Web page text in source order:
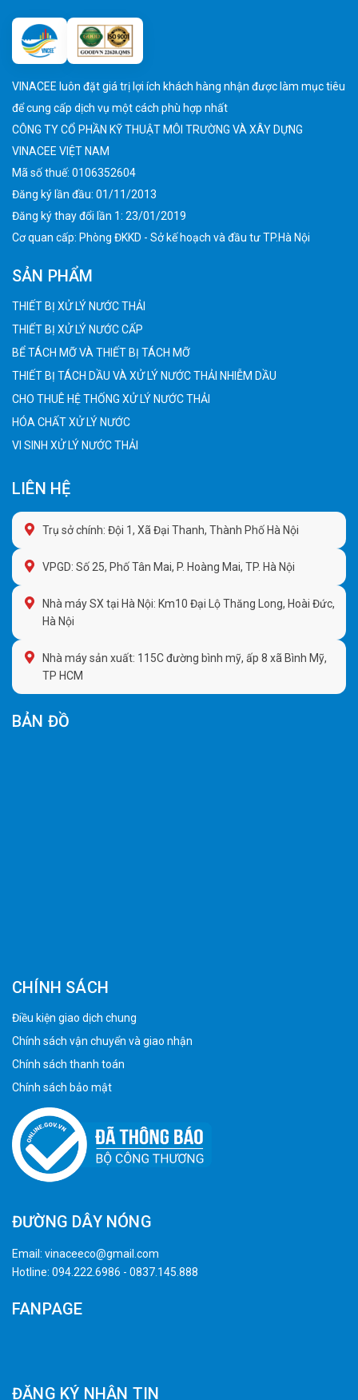
VINACEE luôn đặt giá trị lợi ích khách hàng nhận được làm mục tiêu
để cung cấp dịch vụ một cách phù hợp nhất
CÔNG TY CỔ PHẦN KỸ THUẬT MÔI TRƯỜNG VÀ XÂY DỰNG
VINACEE VIỆT NAM
Mã số thuế: 0106352604
Đăng ký lần đầu: 01/11/2013
Đăng ký thay đổi lần 1: 23/01/2019
Cơ quan cấp: Phòng ĐKKD - Sở kế hoạch và đầu tư TP.Hà Nội
SẢN PHẨM
THIẾT BỊ XỬ LÝ NƯỚC THẢI
THIẾT BỊ XỬ LÝ NƯỚC CẤP
BỂ TÁCH MỠ VÀ THIẾT BỊ TÁCH MỠ
THIẾT BỊ TÁCH DẦU VÀ XỬ LÝ NƯỚC THẢI NHIỄM DẦU
CHO THUÊ HỆ THỐNG XỬ LÝ NƯỚC THẢI
HÓA CHẤT XỬ LÝ NƯỚC
VI SINH XỬ LÝ NƯỚC THẢI
LIÊN HỆ
Trụ sở chính: Đội 1, Xã Đại Thanh, Thành Phố Hà Nội
VPGD: Số 25, Phố Tân Mai, P. Hoàng Mai, TP. Hà Nội
Nhà máy SX tại Hà Nội: Km10 Đại Lộ Thăng Long, Hoài Đức,
Hà Nội
Nhà máy sản xuất: 115C đường bình mỹ, ấp 8 xã Bình Mỹ,
TP HCM
BẢN ĐỒ
CHÍNH SÁCH
Điều kiện giao dịch chung
Chính sách vận chuyển và giao nhận
Chính sách thanh toán
Chính sách bảo mật
ĐƯỜNG DÂY NÓNG
Email: vinaceeco@gmail.com
Hotline: 094.222.6986 - 0837.145.888
FANPAGE
ĐĂNG KÝ NHẬN TIN